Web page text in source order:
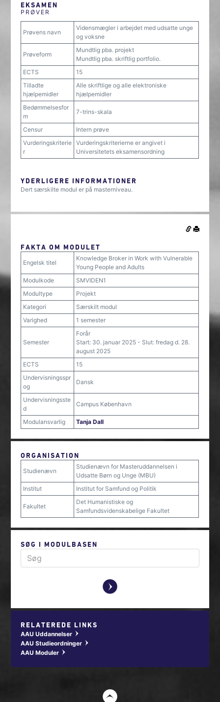
EKSAMEN
PRØVER
Prøvens navn
Vidensmægler i arbejdet med udsatte unge
og voksne
Prøveform
Mundtlig pba. projekt
Mundtlig pba. skriftlig portfolio.
ECTS
15
Tilladte
hjælpemidler
Alle skriftlige og alle elektroniske
hjælpemidler
Bedømmelsesfor
m
7-trins-skala
Censur
Intern prøve
Vurderingskriterie
r
Vurderingskriterierne er angivet i
Universitetets eksamensordning
YDERLIGERE INFORMATIONER
Dert særskilte modul er på masterniveau.
FAKTA OM MODULET
Engelsk titel
Knowledge Broker in Work with Vulnerable
Young People and Adults
Modulkode
SMVIDEN1
Modultype
Projekt
Kategori
Særskilt modul
Varighed
1 semester
Semester
Forår
Start: 30. januar 2025 - Slut: fredag d. 28.
august 2025
ECTS
15
Undervisningsspr
og
Dansk
Undervisningsste
d
Campus København
Modulansvarlig Tanja Dall
ORGANISATION
Studienævn
Studienævn for Masteruddannelsen i
Udsatte Børn og Unge (MBU)
Institut
Institut for Samfund og Politik
Fakultet
Det Humanistiske og
Samfundsvidenskabelige Fakultet
SØG I MODULBASEN
y
RELATEREDE LINKS
AAU Uddannelser w
AAU Studieordninger w
AAU Moduler w
t